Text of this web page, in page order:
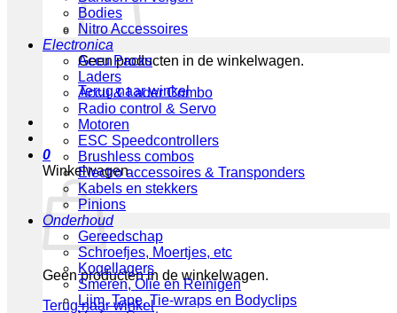
Geen producten in de winkelwagen.
Terug naar winkel
0
Winkelwagen
Geen producten in de winkelwagen.
Terug naar winkel
Bodies
Nitro Accessoires
Electronica
Accu Packs
Laders
Accu & Lader Combo
Radio control & Servo
Motoren
ESC Speedcontrollers
Brushless combos
Electro accessoires & Transponders
Kabels en stekkers
Pinions
Onderhoud
Gereedschap
Schroefjes, Moertjes, etc
Kogellagers
Smeren, Olie en Reinigen
Lijm, Tape, Tie-wraps en Bodyclips